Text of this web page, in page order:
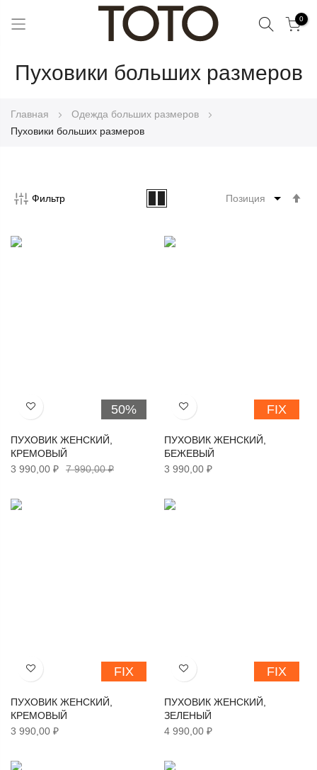
Поиск0
Пуховики больших размеров
Главная
Одежда больших размеров
Пуховики больших размеров
Фильтр
50%
Хочу!
ПУХОВИК ЖЕНСКИЙ,
КРЕМОВЫЙ
3 990,00 ₽
7 990,00 ₽
FIX
Хочу!
ПУХОВИК ЖЕНСКИЙ,
БЕЖЕВЫЙ
3 990,00 ₽
FIX
Хочу!
ПУХОВИК ЖЕНСКИЙ,
КРЕМОВЫЙ
3 990,00 ₽
FIX
Хочу!
ПУХОВИК ЖЕНСКИЙ,
ЗЕЛЕНЫЙ
4 990,00 ₽